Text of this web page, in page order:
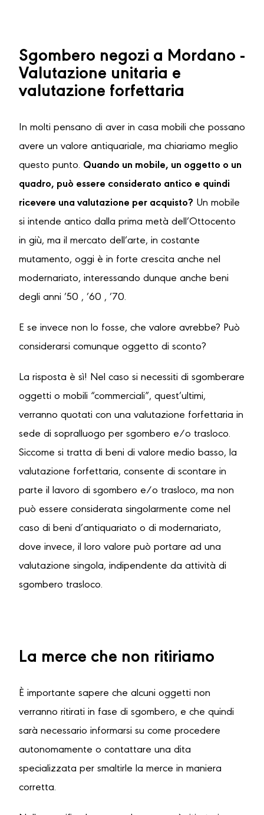
Sgombero negozi a Mordano -
Valutazione unitaria e
valutazione forfettaria
In molti pensano di aver in casa mobili che possano
avere un valore antiquariale, ma chiariamo meglio
questo punto. Quando un mobile, un oggetto o un
quadro, può essere considerato antico e quindi
ricevere una valutazione per acquisto? Un mobile
si intende antico dalla prima metà dell’Ottocento
in giù, ma il mercato dell’arte, in costante
mutamento, oggi è in forte crescita anche nel
modernariato, interessando dunque anche beni
degli anni ’50 , ’60 , ’70.
E se invece non lo fosse, che valore avrebbe? Può
considerarsi comunque oggetto di sconto?
La risposta è sì! Nel caso si necessiti di sgomberare
oggetti o mobili “commerciali”, quest’ultimi,
verranno quotati con una valutazione forfettaria in
sede di sopralluogo per sgombero e/o trasloco.
Siccome si tratta di beni di valore medio basso, la
valutazione forfettaria, consente di scontare in
parte il lavoro di sgombero e/o trasloco, ma non
può essere considerata singolarmente come nel
caso di beni d’antiquariato o di modernariato,
dove invece, il loro valore può portare ad una
valutazione singola, indipendente da attività di
sgombero trasloco.
La merce che non ritiriamo
È importante sapere che alcuni oggetti non
verranno ritirati in fase di sgombero, e che quindi
sarà necessario informarsi su come procedere
autonomamente o contattare una dita
specializzata per smaltirle la merce in maniera
corretta.